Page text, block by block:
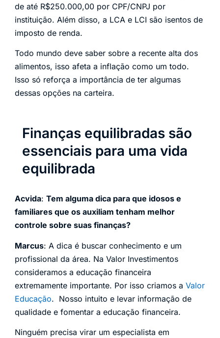
de até R$250.000,00 por CPF/CNPJ por
instituição. Além disso, a LCA e LCI são isentos de
imposto de renda.
Todo mundo deve saber sobre a recente alta dos
alimentos, isso afeta a inflação como um todo.
Isso só reforça a importância de ter algumas
dessas opções na carteira.
Finanças equilibradas são
essenciais para uma vida
equilibrada
Acvida: Tem alguma dica para que idosos e
familiares que os auxiliam tenham melhor
controle sobre suas finanças?
Marcus: A dica é buscar conhecimento e um
profissional da área. Na Valor Investimentos
consideramos a educação financeira
extremamente importante. Por isso criamos a Valor
Educação. Nosso intuito e levar informação de
qualidade e fomentar a educação financeira.
Ninguém precisa virar um especialista em